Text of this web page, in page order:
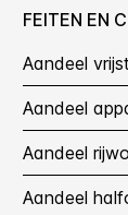
FEITEN EN
Aandeel
Aandeel
Aandeel
Aandeel